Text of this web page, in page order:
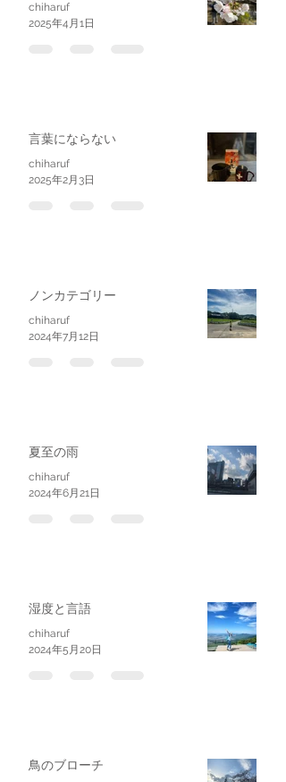
chiharuf
2025年4月1日
言葉にならない
chiharuf
2025年2月3日
ノンカテゴリー
chiharuf
2024年7月12日
夏至の雨
chiharuf
2024年6月21日
湿度と言語
chiharuf
2024年5月20日
鳥のブローチ